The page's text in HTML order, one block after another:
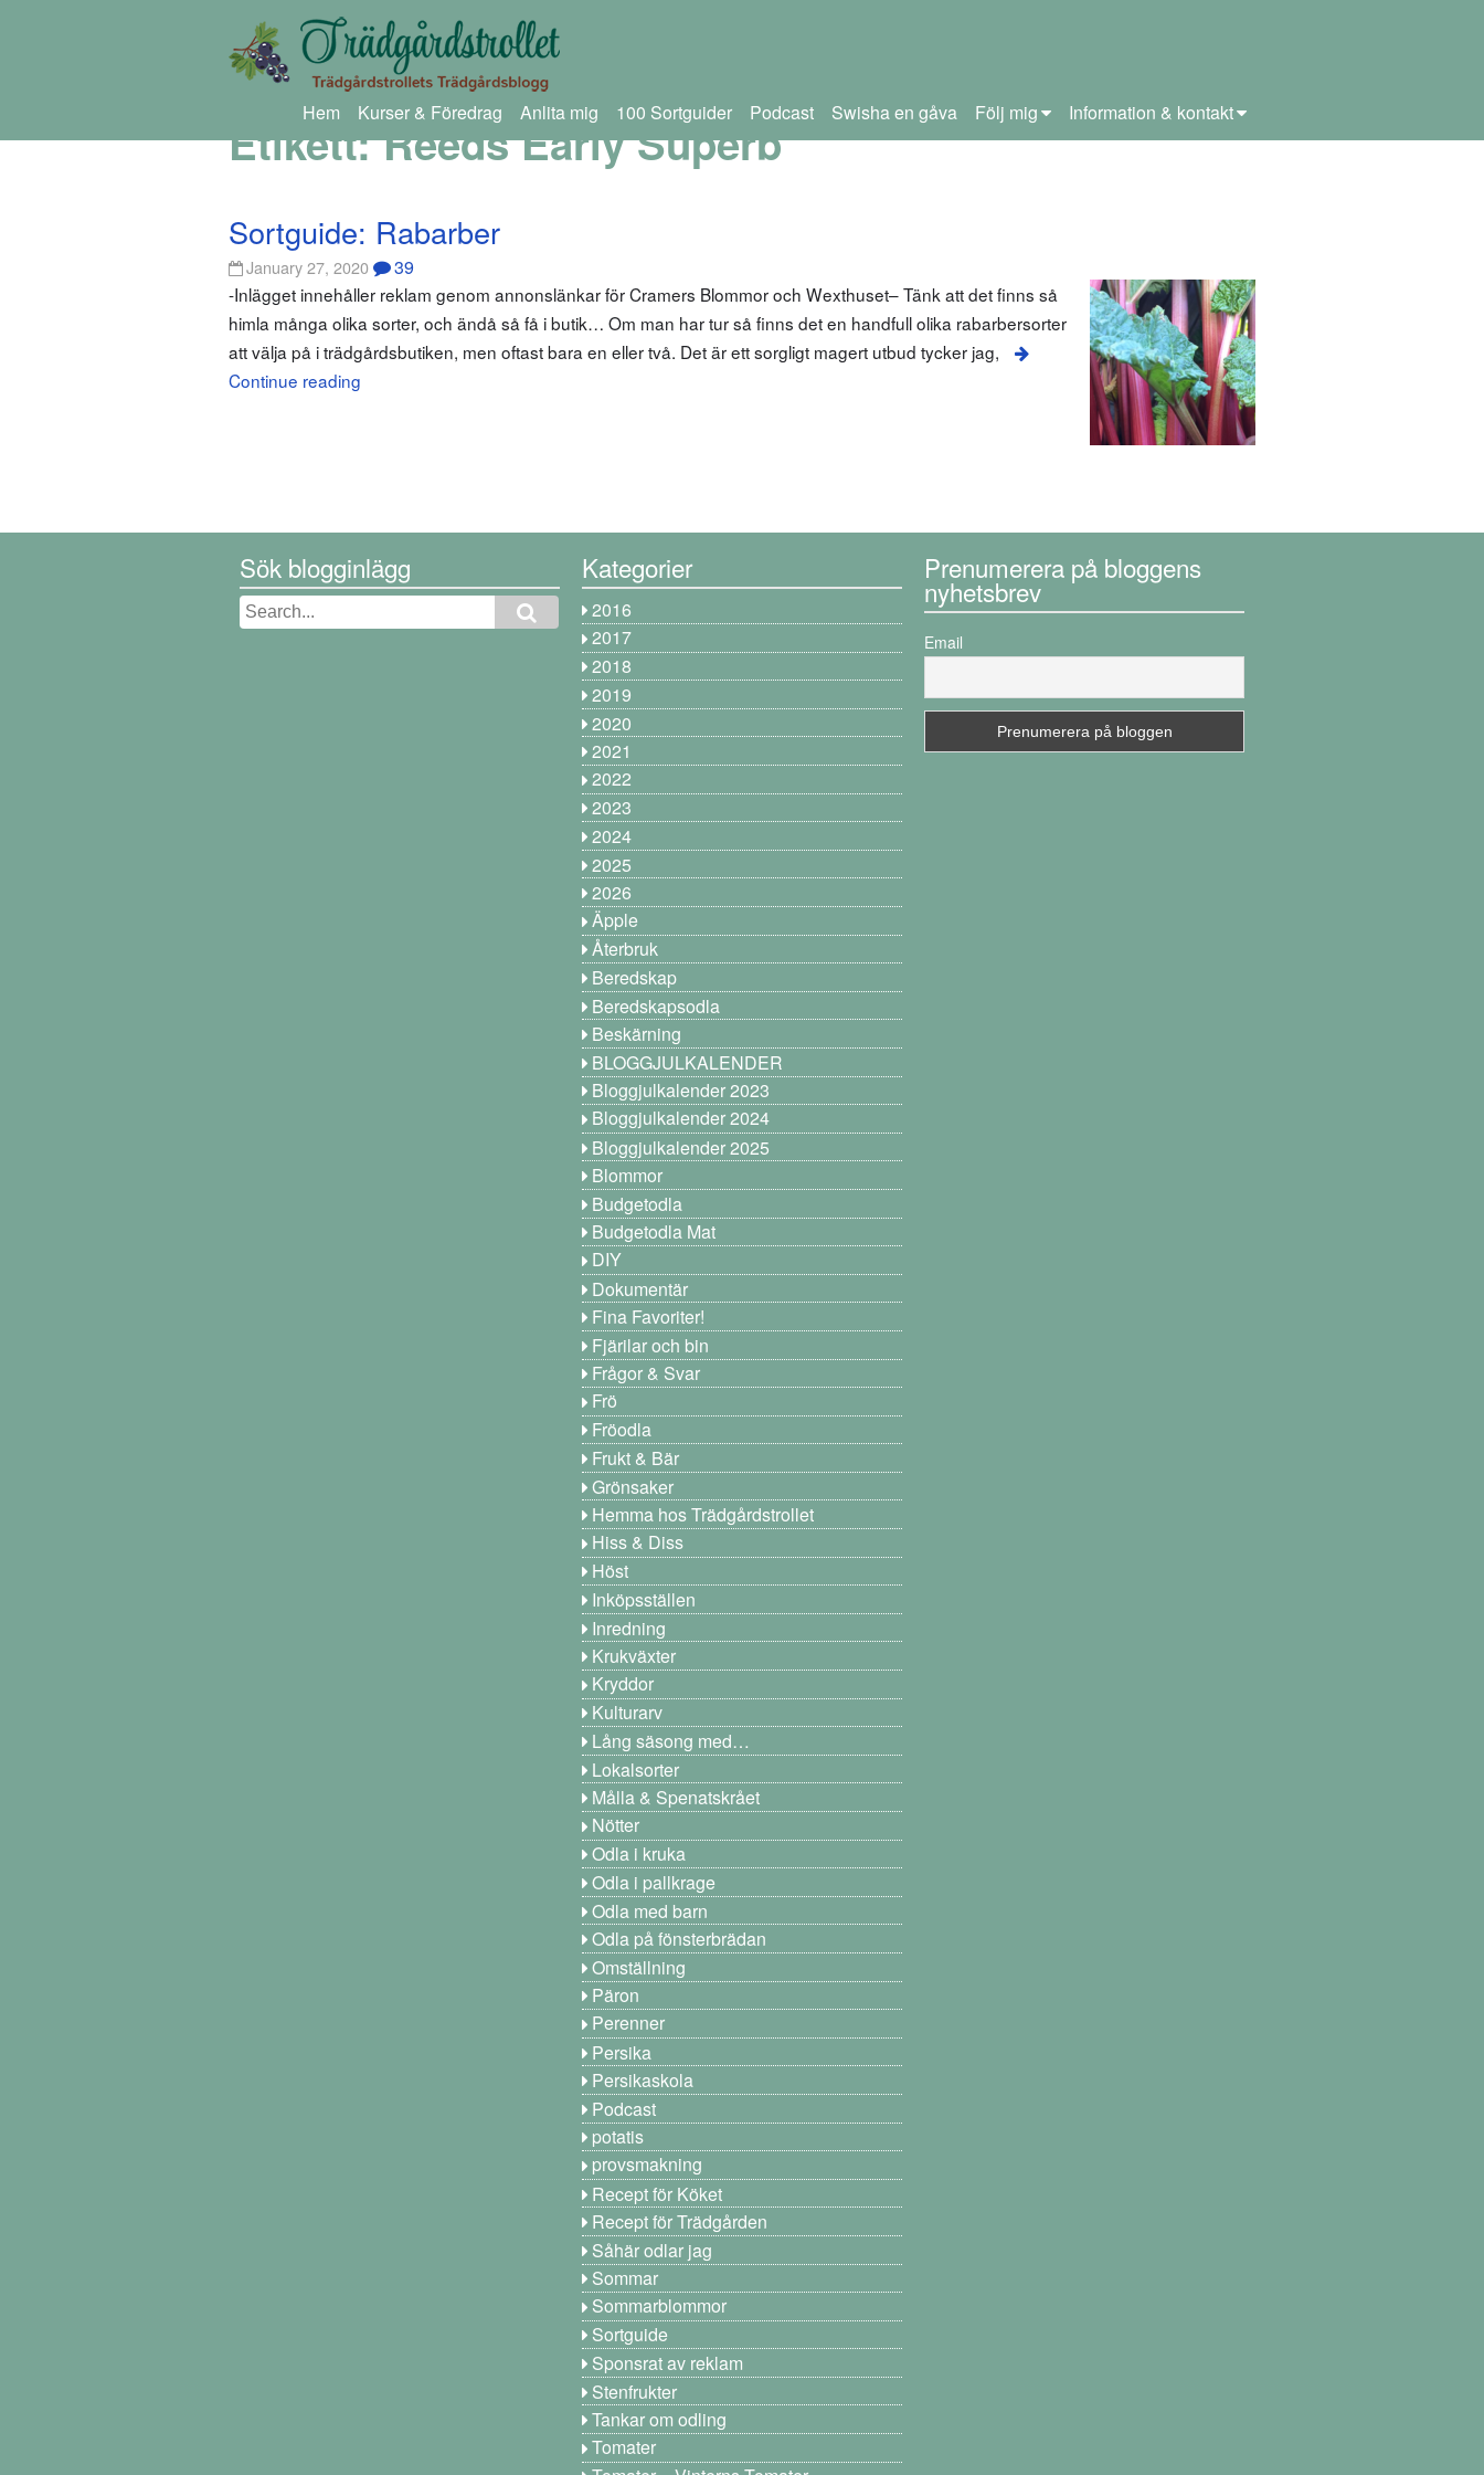
Hem Kurser & Föredrag Anlita mig 100 Sortguider Podcast Swisha en gåva Följ mig Information & kontakt
Etikett:Reeds Early Superb
Sortguide: Rabarber
January 27, 2020 39
-Inlägget innehåller reklam genom annonslänkar för Cramers Blommor och Wexthuset– Tänk att det finns så
himla många olika sorter, och ändå så få i butik… Om man har tur så finns det en handfull olika rabarbersorter
att välja på i trädgårdsbutiken, men oftast bara en eller två. Det är ett sorgligt magert utbud tycker jag,
Continue reading
Sök blogginlägg Kategorier
2016
2017
2018
2019
2020
2021
2022
2023
2024
2025
2026
Äpple
Återbruk
Beredskap
Beredskapsodla
Beskärning
BLOGGJULKALENDER
Bloggjulkalender 2023
Bloggjulkalender 2024
Bloggjulkalender 2025
Blommor
Budgetodla
Budgetodla Mat
DIY
Dokumentär
Fina Favoriter!
Fjärilar och bin
Frågor & Svar
Frö
Fröodla
Frukt & Bär
Grönsaker
Hemma hos Trädgårdstrollet
Hiss & Diss
Höst
Inköpsställen
Inredning
Krukväxter
Kryddor
Kulturarv
Lång säsong med…
Lokalsorter
Målla & Spenatskrået
Nötter
Odla i kruka
Odla i pallkrage
Odla med barn
Odla på fönsterbrädan
Omställning
Päron
Perenner
Persika
Persikaskola
Podcast
potatis
provsmakning
Recept för Köket
Recept för Trädgården
Såhär odlar jag
Sommar
Sommarblommor
Sortguide
Sponsrat av reklam
Stenfrukter
Tankar om odling
Tomater
Prenumerera på bloggens
nyhetsbrev
Email